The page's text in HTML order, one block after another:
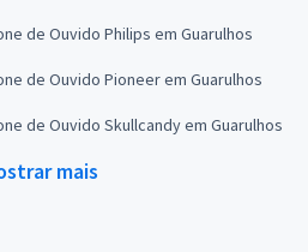
de Ouvido Philips em Guarulhos
de Ouvido Pioneer em Guarulhos
de Ouvido Skullcandy em Guarulhos
mais